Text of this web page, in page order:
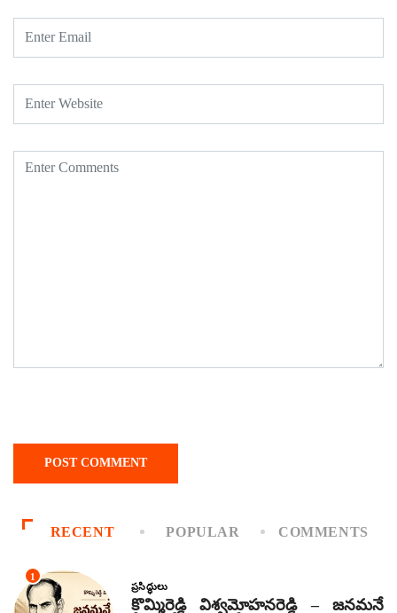
RECENT POPULAR COMMENTS
1
ప్రసిద్ధులు
కొమ్మిరెడ్డి విశ్వమోహనరెడ్డి – జనమనే